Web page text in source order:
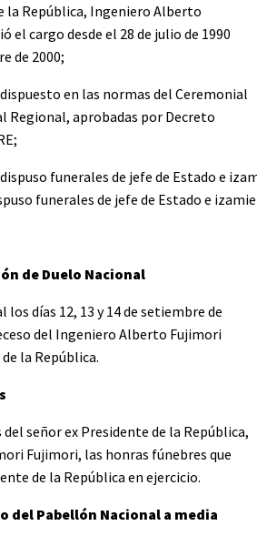
la República, Ingeniero Alberto
el cargo desde el 28 de julio de 1990
de 2000;
en las normas del Ceremonial
Regional, aprobadas por Decreto
funerales de jefe de Estado e
de Duelo Nacional
los días 12, 13 y 14 de setiembre de
del Ingeniero Alberto Fujimori
la República.
señor ex Presidente de la República,
Fujimori, las honras fúnebres que
de la República en ejercicio.
del Pabellón Nacional a media